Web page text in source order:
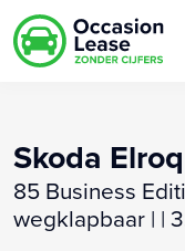
Skoda Elroq
85 Business
wegklapbaar | |